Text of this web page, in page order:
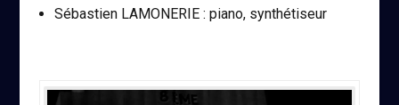
Sébastien LAMONERIE : piano, synthétiseur